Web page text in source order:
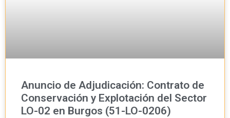
Anuncio de Adjudicación: Contrato de
Conservación y Explotación del Sector
LO-02 en Burgos (51-LO-0206)